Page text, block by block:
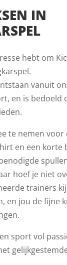
IN
hebt om
vanuit
en is bedoeld
te nemen voor
en een korte
hoef je niet
trainers
en jou de fijne
sport vol